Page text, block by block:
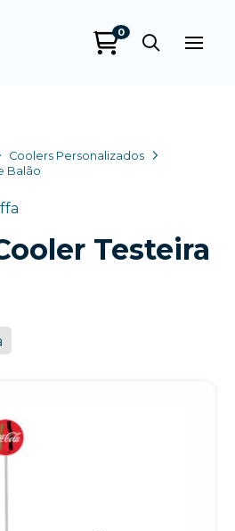
0
Coolers Personalizados
Balão
Testeira